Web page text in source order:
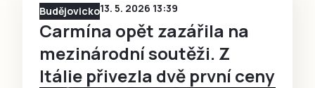
Budějovicko13. 5. 2026 13:39
Carmína opět zazářila na
mezinárodní soutěži. Z
Itálie přivezla dvě první ceny